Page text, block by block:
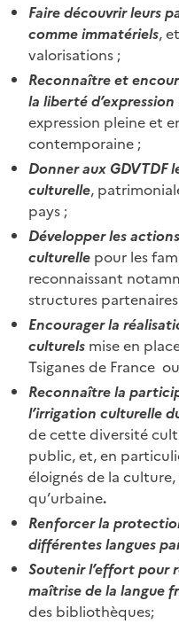
Faire découvrir leurs
comme immatériels,
valorisations ;
Reconnaître et
la liberté d’expression
expression pleine et
contemporaine ;
Donner aux GDVTDF
culturelle,
pays ;
Développer les
culturelle pour les
reconnaissant
structures
Encourager la
culturels mise en
Tsiganes de France
Reconnaître la
l’irrigation culturelle
de cette diversité
public, et, en
éloignés de la
qu’urbaine.
Renforcer la
différentes langues
Soutenir l’effort pour
maîtrise de la langue
des bibliothèques;